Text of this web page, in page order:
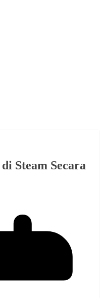
Steam Secara